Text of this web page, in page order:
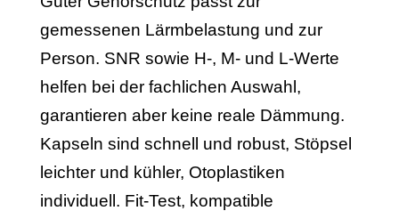
gemessenen Lärmbelastung und zur
Person. SNR sowie H-, M- und L-Werte
helfen bei der fachlichen Auswahl,
garantieren aber keine reale Dämmung.
Kapseln sind schnell und robust, Stöpsel
leichter und kühler, Otoplastiken
individuell. Fit-Test, kompatible